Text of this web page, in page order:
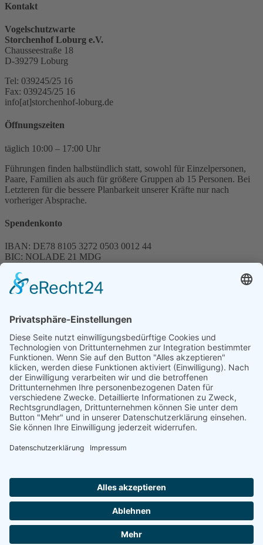
Kontakt
Vogelschutzwarte
Storchenhof Loburg e.V.
Chausseestraße 18
D-39279 Loburg
Tel: 039245/25 16
Fax: 039245/25 16
info[at]storchenhof-loburg.de
Öffnungszeiten
täglich 10:00 – 17:00 Uhr
Führungen finden halbstündlich statt, sowohl für Einzelpersonen,
Paare, Familien als auch für größere Gruppen ab 15 Personen. Bei
Letzteren für die bessere Planbarkeit unserer Kräfte nur nach
vorheriger Absprache.
Spendenkonto
IBAN: DE78 8105 3272 0503 0012 44
BIC: NOLADE 21 MDG
Spenden können steuerlich abgesetzt werden
Förderung
© 1987 – 2025
Storchenhof Loburg e.V.
Alle Rechte vorbehalten.
Cookie-Einstellungen
Navigation überspringen
Impressum
Haftungsausschluss
Facebook
YouTube